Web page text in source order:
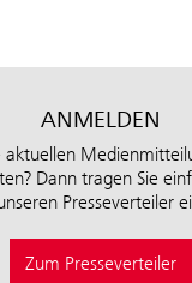
ANMELDEN
aktuellen
Dann tragen Sie
Presseverteiler
Zum Presseverteiler